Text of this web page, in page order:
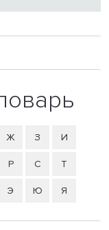
Ж З И
Р С Т
Э Ю Я